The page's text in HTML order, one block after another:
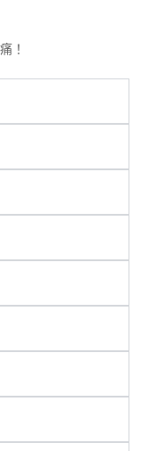
的骨盆寬！ 0:42
病都飛走 0:59
動作】
練】
學優勢
！